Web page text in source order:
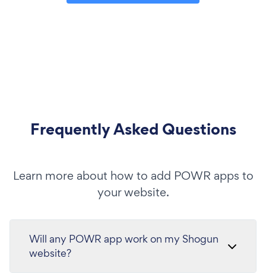
Frequently Asked Questions
Learn more about how to add POWR apps to
your website.
Will any POWR app work on my Shogun
website?